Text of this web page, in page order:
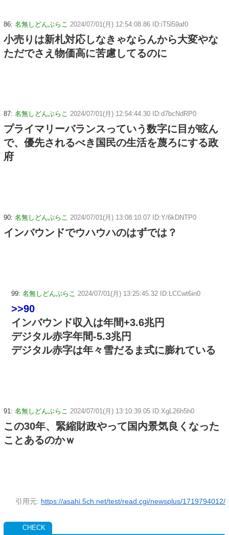
86: 名無しどんぶらこ 2024/07/01(月) 12:54:08.86 ID:iT5l59af0
小売りは新札対応しなきゃならんから大変やな
ただでさえ物価高に苦慮してるのに
87: 名無しどんぶらこ 2024/07/01(月) 12:54:44.30 ID:d7bcNdRP0
プライマリーバランスっていう数字に目が眩ん
で、優先されるべき国民の生活を蔑ろにする政
府
90: 名無しどんぶらこ 2024/07/01(月) 13:08:10.07 ID:Y/6kDNTP0
インバウンドでウハウハのはずでは？
99: 名無しどんぶらこ 2024/07/01(月) 13:25:45.32 ID:LCCwt6in0
>>90
インバウンド収入は年間+3.6兆円
デジタル赤字年間-5.3兆円
デジタル赤字は年々雪だるま式に膨れている
91: 名無しどんぶらこ 2024/07/01(月) 13:10:39.05 ID:XgL26h5h0
この30年、緊縮財政やって国内景気良くなった
ことあるのかｗ
引用元: https://asahi.5ch.net/test/read.cgi/newsplus/1719794012/